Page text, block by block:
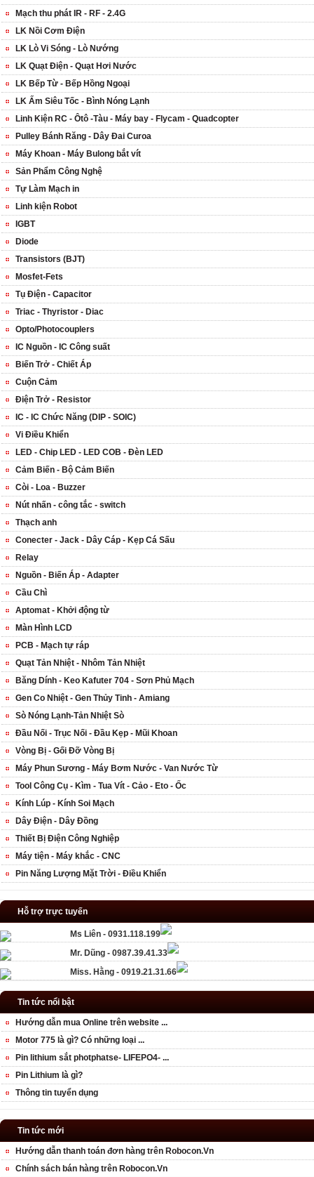
Mạch thu phát IR - RF - 2.4G
LK Nồi Cơm Điện
LK Lò Vi Sóng - Lò Nướng
LK Quạt Điện - Quạt Hơi Nước
LK Bếp Từ - Bếp Hồng Ngoại
LK Ấm Siêu Tốc - Bình Nóng Lạnh
Linh Kiện RC - Ôtô -Tàu - Máy bay - Flycam - Quadcopter
Pulley Bánh Răng - Dây Đai Curoa
Máy Khoan - Máy Bulong bắt vít
Sản Phẩm Công Nghệ
Tự Làm Mạch in
Linh kiện Robot
IGBT
Diode
Transistors (BJT)
Mosfet-Fets
Tụ Điện - Capacitor
Triac - Thyristor - Diac
Opto/Photocouplers
IC Nguồn - IC Công suất
Biến Trở - Chiết Áp
Cuộn Cảm
Điện Trở - Resistor
IC - IC Chức Năng (DIP - SOIC)
Vi Điều Khiển
LED - Chip LED - LED COB - Đèn LED
Cảm Biến - Bộ Cảm Biến
Còi - Loa - Buzzer
Nút nhấn - công tắc - switch
Thạch anh
Conecter - Jack - Dây Cáp - Kẹp Cá Sấu
Relay
Nguồn - Biến Áp - Adapter
Cầu Chì
Aptomat - Khởi động từ
Màn Hình LCD
PCB - Mạch tự ráp
Quạt Tản Nhiệt - Nhôm Tản Nhiệt
Băng Dính - Keo Kafuter 704 - Sơn Phủ Mạch
Gen Co Nhiệt - Gen Thủy Tinh - Amiang
Sò Nóng Lạnh-Tản Nhiệt Sò
Đầu Nối - Trục Nối - Đầu Kẹp - Mũi Khoan
Vòng Bị - Gối Đỡ Vòng Bị
Máy Phun Sương - Máy Bơm Nước - Van Nước Từ
Tool Công Cụ - Kìm - Tua Vít - Cảo - Eto - Ốc
Kính Lúp - Kính Soi Mạch
Dây Điện - Dây Đồng
Thiết Bị Điện Công Nghiệp
Máy tiện - Máy khắc - CNC
Pin Năng Lượng Mặt Trời - Điều Khiển
Hỗ trợ trực tuyến
Ms Liên - 0931.118.199
Mr. Dũng - 0987.39.41.33
Miss. Hằng - 0919.21.31.66
Tin tức nổi bật
Hướng dẫn mua Online trên website ...
Motor 775 là gì? Có những loại ...
Pin lithium sắt photphatse- LIFEPO4- ...
Pin Lithium là gì?
Thông tin tuyển dụng
Tin tức mới
Hướng dẫn thanh toán đơn hàng trên Robocon.Vn
Chính sách bán hàng trên Robocon.Vn